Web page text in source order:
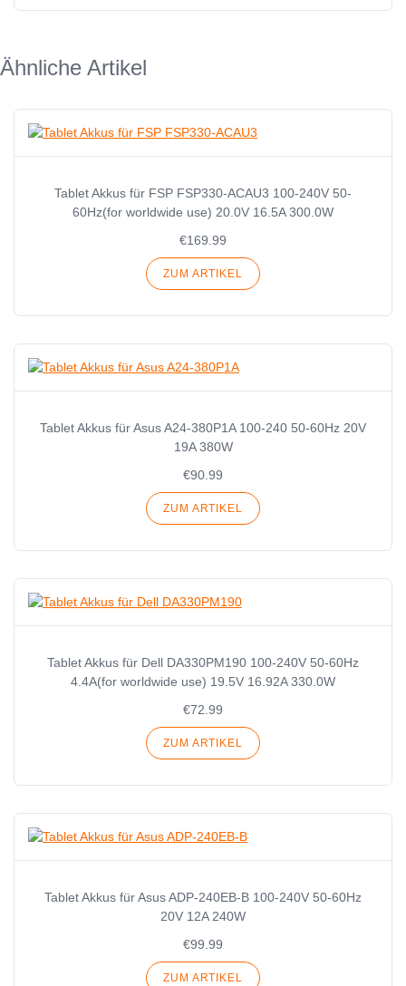
Ähnliche Artikel
Tablet Akkus für FSP FSP330-ACAU3 100-240V 50-
60Hz(for worldwide use) 20.0V 16.5A 300.0W
€169.99
ZUM ARTIKEL
Tablet Akkus für Asus A24-380P1A 100-240 50-60Hz 20V
19A 380W
€90.99
ZUM ARTIKEL
Tablet Akkus für Dell DA330PM190 100-240V 50-60Hz
4.4A(for worldwide use) 19.5V 16.92A 330.0W
€72.99
ZUM ARTIKEL
Tablet Akkus für Asus ADP-240EB-B 100-240V 50-60Hz
20V 12A 240W
€99.99
ZUM ARTIKEL